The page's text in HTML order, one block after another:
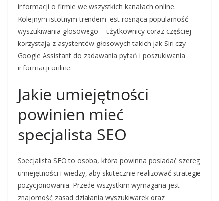
informacji o firmie we wszystkich kanałach online.
Kolejnym istotnym trendem jest rosnąca popularność
wyszukiwania głosowego – użytkownicy coraz częściej
korzystają z asystentów głosowych takich jak Siri czy
Google Assistant do zadawania pytań i poszukiwania
informacji online.
Jakie umiejętności
powinien mieć
specjalista SEO
Specjalista SEO to osoba, która powinna posiadać szereg
umiejętności i wiedzy, aby skutecznie realizować strategie
pozycjonowania. Przede wszystkim wymagana jest
znajomość zasad działania wyszukiwarek oraz